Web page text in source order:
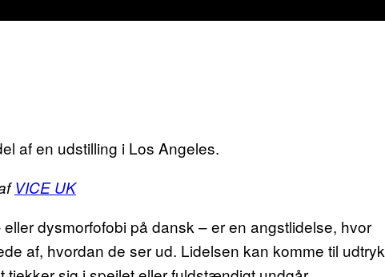
af en udstilling i Los Angeles.
VICE UK
dysmorfofobi på dansk – er en angstlidelse, hvor
af, hvordan de ser ud. Lidelsen kan komme til udtryk